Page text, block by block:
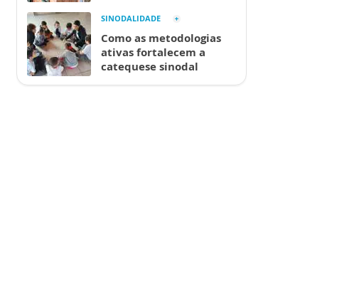
SINODALIDADE
Como as metodologias
ativas fortalecem a
catequese sinodal